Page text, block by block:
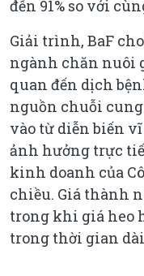
đến 91% so với
Giải trình, BaF
ngành chăn nuôi
quan đến dịch
nguồn chuỗi
vào từ diễn biến
ảnh hưởng trực
kinh doanh của
chiều. Giá thành
trong khi giá heo
trong thời gian